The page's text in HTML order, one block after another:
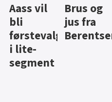
Brus og
jus fra
Berentsen
Hard
iste fra
Hansa